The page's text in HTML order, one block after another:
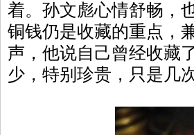
着。孙文彪心情舒畅，
铜钱仍是收藏的重点，
声，他说自己曾经收藏
少，特别珍贵，只是几